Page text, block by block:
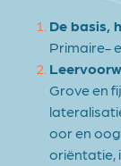
De basis,
Primaire-
Grove en
oor en
oriëntatie,